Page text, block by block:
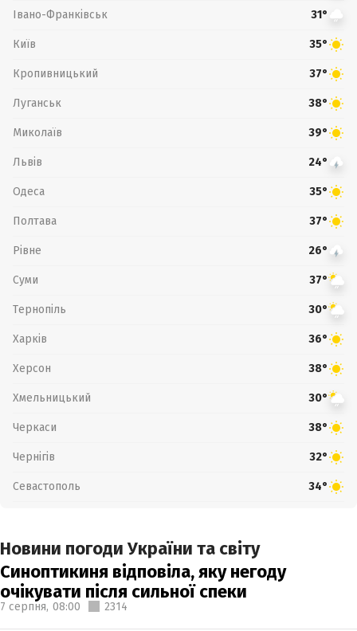
Івано-Франківськ 31°
Київ 35°
Кропивницький 37°
Луганськ 38°
Миколаїв 39°
Львів 24°
Одеса 35°
Полтава 37°
Рівне 26°
Суми 37°
Тернопіль 30°
Харків 36°
Херсон 38°
Хмельницький 30°
Черкаси 38°
Чернігів 32°
Севастополь 34°
Новини погоди України та світу
Синоптикиня відповіла, яку негоду
очікувати після сильної спеки
7 серпня, 08:00 2314